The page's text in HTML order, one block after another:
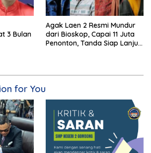
3 Bulan
Agak Laen 2 Resmi Mundur
dari Bioskop, Capai 11 Juta
Penonton, Tanda Siap Lanjut
for You